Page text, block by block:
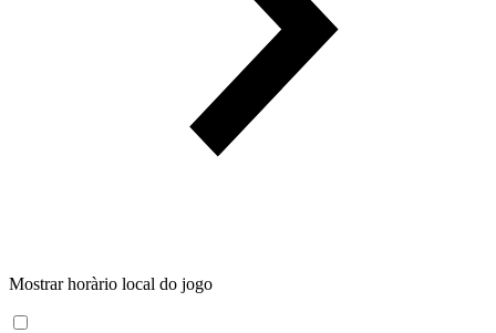
Mostrar horàrio local do jogo